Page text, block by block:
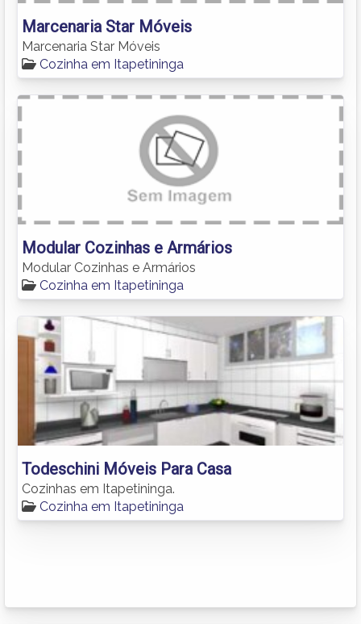
Marcenaria Star Móveis
Marcenaria Star Móveis
Cozinha em Itapetininga
Modular Cozinhas e Armários
Modular Cozinhas e Armários
Cozinha em Itapetininga
Todeschini Móveis Para Casa
Cozinhas em Itapetininga.
Cozinha em Itapetininga